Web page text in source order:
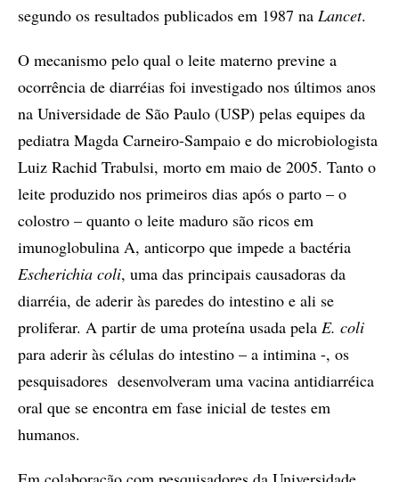
segundo os resultados publicados em 1987 na Lancet.
O mecanismo pelo qual o leite materno previne a
ocorrência de diarréias foi investigado nos últimos anos
na Universidade de São Paulo (USP) pelas equipes da
pediatra Magda Carneiro-Sampaio e do microbiologista
Luiz Rachid Trabulsi, morto em maio de 2005. Tanto o
leite produzido nos primeiros dias após o parto – o
colostro – quanto o leite maduro são ricos em
imunoglobulina A, anticorpo que impede a bactéria
Escherichia coli, uma das principais causadoras da
diarréia, de aderir às paredes do intestino e ali se
proliferar. A partir de uma proteína usada pela E. coli
para aderir às células do intestino – a intimina -, os
pesquisadores desenvolveram uma vacina antidiarréica
oral que se encontra em fase inicial de testes em
humanos.